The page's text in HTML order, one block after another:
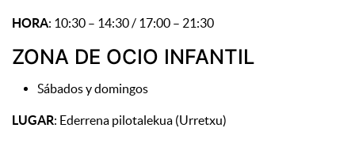
HORA: 10:30 – 14:30 / 17:00 – 21:30
ZONA DE OCIO INFANTIL
Sábados y domingos
LUGAR: Ederrena pilotalekua (Urretxu)